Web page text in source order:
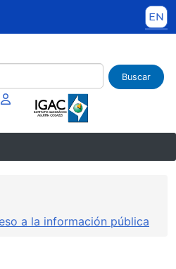
Buscar
Imagen interna
de ayuda a la
a la información pública